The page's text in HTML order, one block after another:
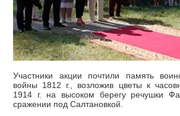
Участники акции почтили память
войны 1812 г., возложив цветы к
1914 г. на высоком берегу речушки
сражении под Салтановкой.